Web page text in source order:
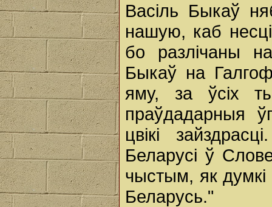
Васіль Быкаў
нашую, каб
бо разлічаны
Быкаў на
яму, за ўсіх
праўдадарныя
цвікі
Беларусі ў
чыстым, як
Беларусь."